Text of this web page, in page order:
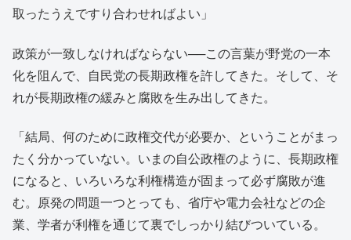
取ったうえですり合わせればよい」
政策が一致しなければならない──この言葉が野党の一本
化を阻んで、自民党の長期政権を許してきた。そして、そ
れが長期政権の緩みと腐敗を生み出してきた。
「結局、何のために政権交代が必要か、ということがまっ
たく分かっていない。いまの自公政権のように、長期政権
になると、いろいろな利権構造が固まって必ず腐敗が進
む。原発の問題一つとっても、省庁や電力会社などの企
業、学者が利権を通じて裏でしっかり結びついている。